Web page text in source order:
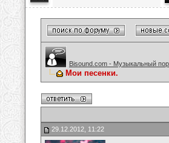
Bisound.com - Музыкальный
Мои песенки.
29.12.2012, 11:22